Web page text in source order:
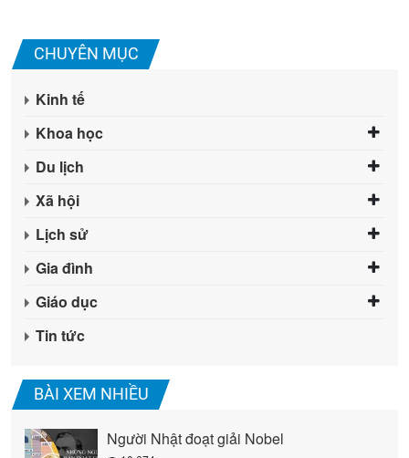
CHUYÊN MỤC
Kinh tế
Khoa học
Du lịch
Xã hội
Lịch sử
Gia đình
Giáo dục
Tin tức
BÀI XEM NHIỀU
Người Nhật đoạt giải Nobel